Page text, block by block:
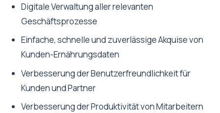
Digitale Verwaltung aller relevanten
Geschäftsprozesse
Einfache, schnelle und zuverlässige Akquise von
Kunden-Ernährungsdaten
Verbesserung der Benutzerfreundlichkeit für
Kunden und Partner
Verbesserung der Produktivität von Mitarbeitern